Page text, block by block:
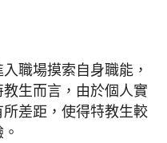
職場摸索自身職能，
生而言，由於個人實
差距，使得特教生較